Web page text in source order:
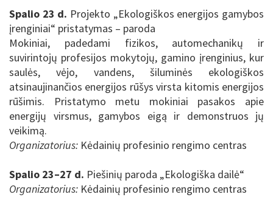
Spalio 23 d. Projekto „Ekologiškos energijos gamybos
įrenginiai“ pristatymas – paroda
Mokiniai, padedami fizikos, automechanikų ir
suvirintojų profesijos mokytojų, gamino įrenginius, kur
saulės, vėjo, vandens, šiluminės ekologiškos
atsinaujinančios energijos rūšys virsta kitomis energijos
rūšimis. Pristatymo metu mokiniai pasakos apie
energijų virsmus, gamybos eigą ir demonstruos jų
veikimą.
Organizatorius: Kėdainių profesinio rengimo centras
Spalio 23–27 d. Piešinių paroda „Ekologiška dailė“
Organizatorius: Kėdainių profesinio rengimo centras